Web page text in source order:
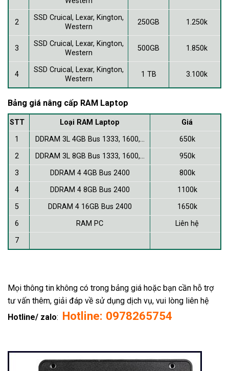
2
SSD Cruical, Lexar, Kington,
Western
250GB 1.250k
3
SSD Cruical, Lexar, Kington,
Western
500GB 1.850k
4
SSD Cruical, Lexar, Kington,
Western
1 TB 3.100k
Bảng giá nâng cấp RAM Laptop
STT Loại RAM Laptop
Giá
1
DDRAM 3L 4GB Bus 1333, 1600,…
650k
2
DDRAM 3L 8GB Bus 1333, 1600,…
950k
3
DDRAM 4 4GB Bus 2400
800k
4
DDRAM 4 8GB Bus 2400
1100k
5
DDRAM 4 16GB Bus 2400
1650k
6
RAM PC
Liên hệ
7
Mọi thông tin không có trong bảng giá hoặc bạn cần hỗ trợ
tư vấn thêm, giải đáp về sử dụng dịch vụ, vui lòng liên hệ
Hotline/ zalo: Hotline: 0978265754